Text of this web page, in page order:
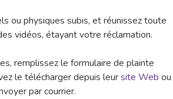
ou physiques subis, et réunissez toute
vidéos, étayant votre réclamation.
remplissez le formulaire de plainte
le télécharger depuis leursite Web ou
par courrier.